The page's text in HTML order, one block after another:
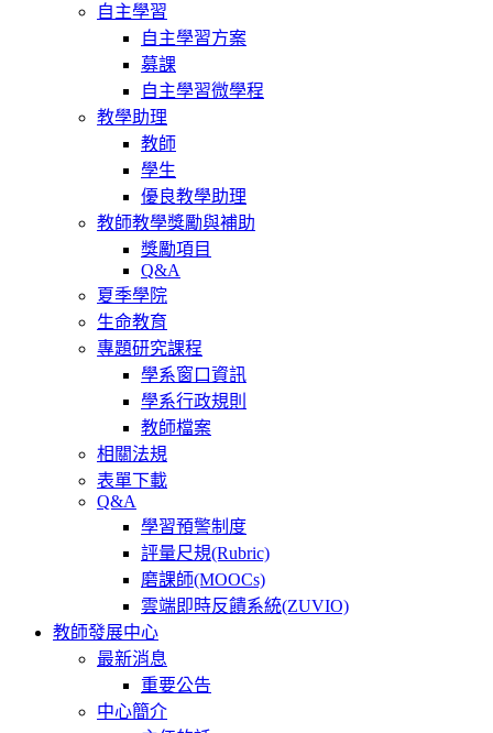
自主學習
自主學習方案
募課
自主學習微學程
教學助理
教師
學生
優良教學助理
教師教學獎勵與補助
獎勵項目
Q&A
夏季學院
生命教育
專題研究課程
學系窗口資訊
學系行政規則
教師檔案
相關法規
表單下載
Q&A
學習預警制度
評量尺規(Rubric)
磨課師(MOOCs)
雲端即時反饋系統(ZUVIO)
教師發展中心
最新消息
重要公告
中心簡介